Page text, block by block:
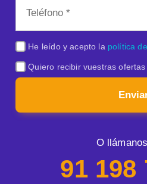
He leído y acepto la política
Quiero recibir vuestras
O
91 198